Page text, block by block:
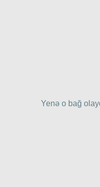
Yenə o bağ